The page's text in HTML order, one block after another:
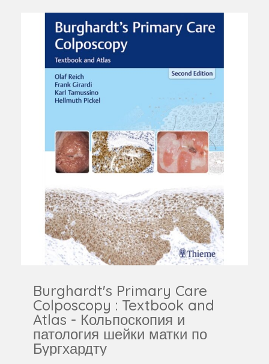
Burghardt's Primary Care
Colposcopy : Textbook and
Atlas - Кольпоскопия и
патология шейки матки по
Бургхардту